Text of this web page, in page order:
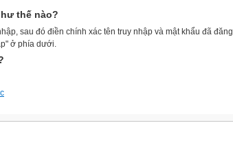
thế nào?
sau đó điền chính xác tên truy nhập và mật khẩu đã đăng
ở phía dưới.